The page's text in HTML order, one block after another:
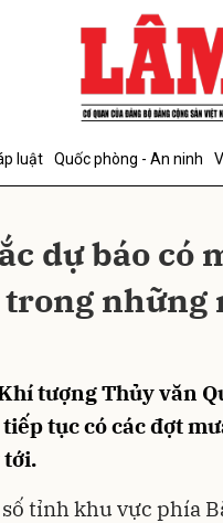
luật Quốc phòng - An ninh
dự báo có
những
tượng Thủy văn
tục có các đợt
tới.
tỉnh khu vực phía
bình luận